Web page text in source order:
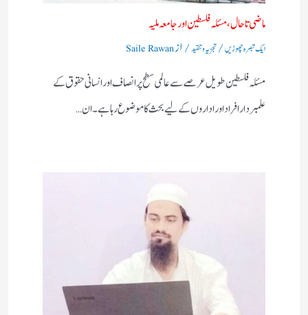
ماضی تا حال، مسئلہ فلسطین اور جامعہ ملیہ
ایک تبصرہ چھوڑیں/تجزیہ و تنقید/ ازSaile Rawan
مسئلہ فلسطین طویل عرصے سے عالمی سطح پر انصاف اور انسانی حقوق کے
علمبردار افراد اور اداروں کے لیے بحث کا موضوع رہا ہے۔ ان…